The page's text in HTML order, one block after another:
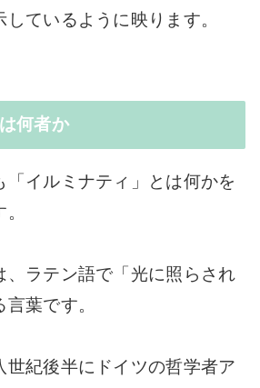
ているように映ります。
何者か
「イルミナティ」とは何かを
、ラテン語で「光に照らされ
葉です。
世紀後半にドイツの哲学者ア